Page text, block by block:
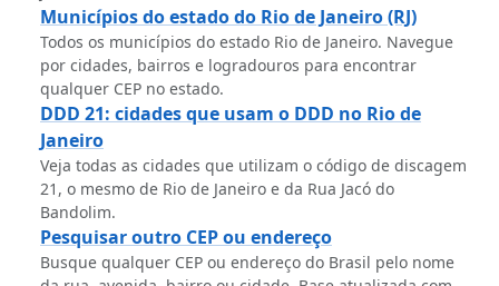
Municípios do estado do Rio de Janeiro (RJ)
Todos os municípios do estado Rio de Janeiro. Navegue
por cidades, bairros e logradouros para encontrar
qualquer CEP no estado.
DDD 21: cidades que usam o DDD no Rio de
Janeiro
Veja todas as cidades que utilizam o código de discagem
21, o mesmo de Rio de Janeiro e da Rua Jacó do
Bandolim.
Pesquisar outro CEP ou endereço
Busque qualquer CEP ou endereço do Brasil pelo nome